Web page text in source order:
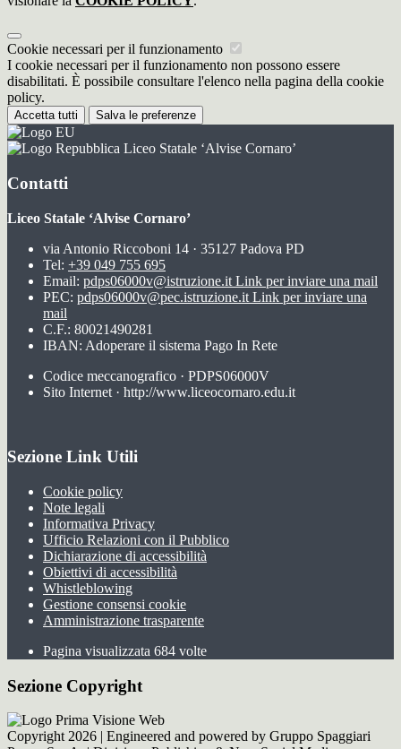
Cookie necessari per il funzionamento
I cookie necessari per il funzionamento non possono essere
disabilitati. È possibile consultare l'elenco nella pagina della cookie
policy.
Accetta tutti Salva le preferenze
Liceo Statale ‘Alvise Cornaro’
Contatti
Liceo Statale ‘Alvise Cornaro’
via Antonio Riccoboni 14 · 35127 Padova PD
Tel: +39 049 755 695
Email: pdps06000v@istruzione.it Link per inviare una mail
PEC: pdps06000v@pec.istruzione.it Link per inviare una
mail
C.F.: 80021490281
IBAN: Adoperare il sistema Pago In Rete
Codice meccanografico · PDPS06000V
Sito Internet · http://www.liceocornaro.edu.it
Sezione Link Utili
Cookie policy
Note legali
Informativa Privacy
Ufficio Relazioni con il Pubblico
Dichiarazione di accessibilità
Obiettivi di accessibilità
Whistleblowing
Gestione consensi cookie
Amministrazione trasparente
Pagina visualizzata 684 volte
Sezione Copyright
Copyright 2026 | Engineered and powered by Gruppo Spaggiari